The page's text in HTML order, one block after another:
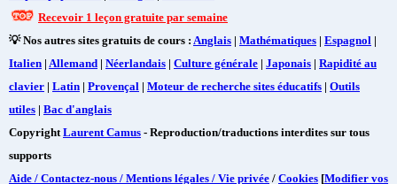
Recevoir 1 leçon gratuite par semaine
💡 Nos autres sites gratuits de cours : Anglais | Mathématiques | Espagnol |
Italien | Allemand | Néerlandais | Culture générale | Japonais | Rapidité au
clavier | Latin | Provençal | Moteur de recherche sites éducatifs | Outils
utiles | Bac d'anglais
Copyright Laurent Camus - Reproduction/traductions interdites sur tous
supports
Aide / Contactez-nous / Mentions légales / Vie privée / Cookies [Modifier vos